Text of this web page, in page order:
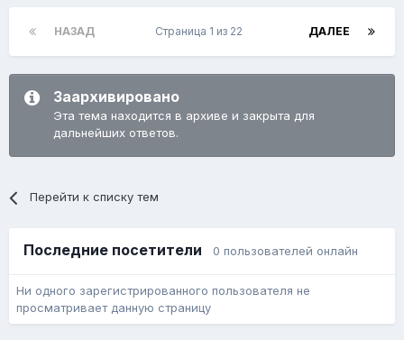
НАЗАД ДАЛЕЕ
Страница 1 из 22
Заархивировано
Эта тема находится в архиве и закрыта для
дальнейших ответов.
Перейти к списку тем
Последние посетители 0 пользователей онлайн
Ни одного зарегистрированного пользователя не
просматривает данную страницу